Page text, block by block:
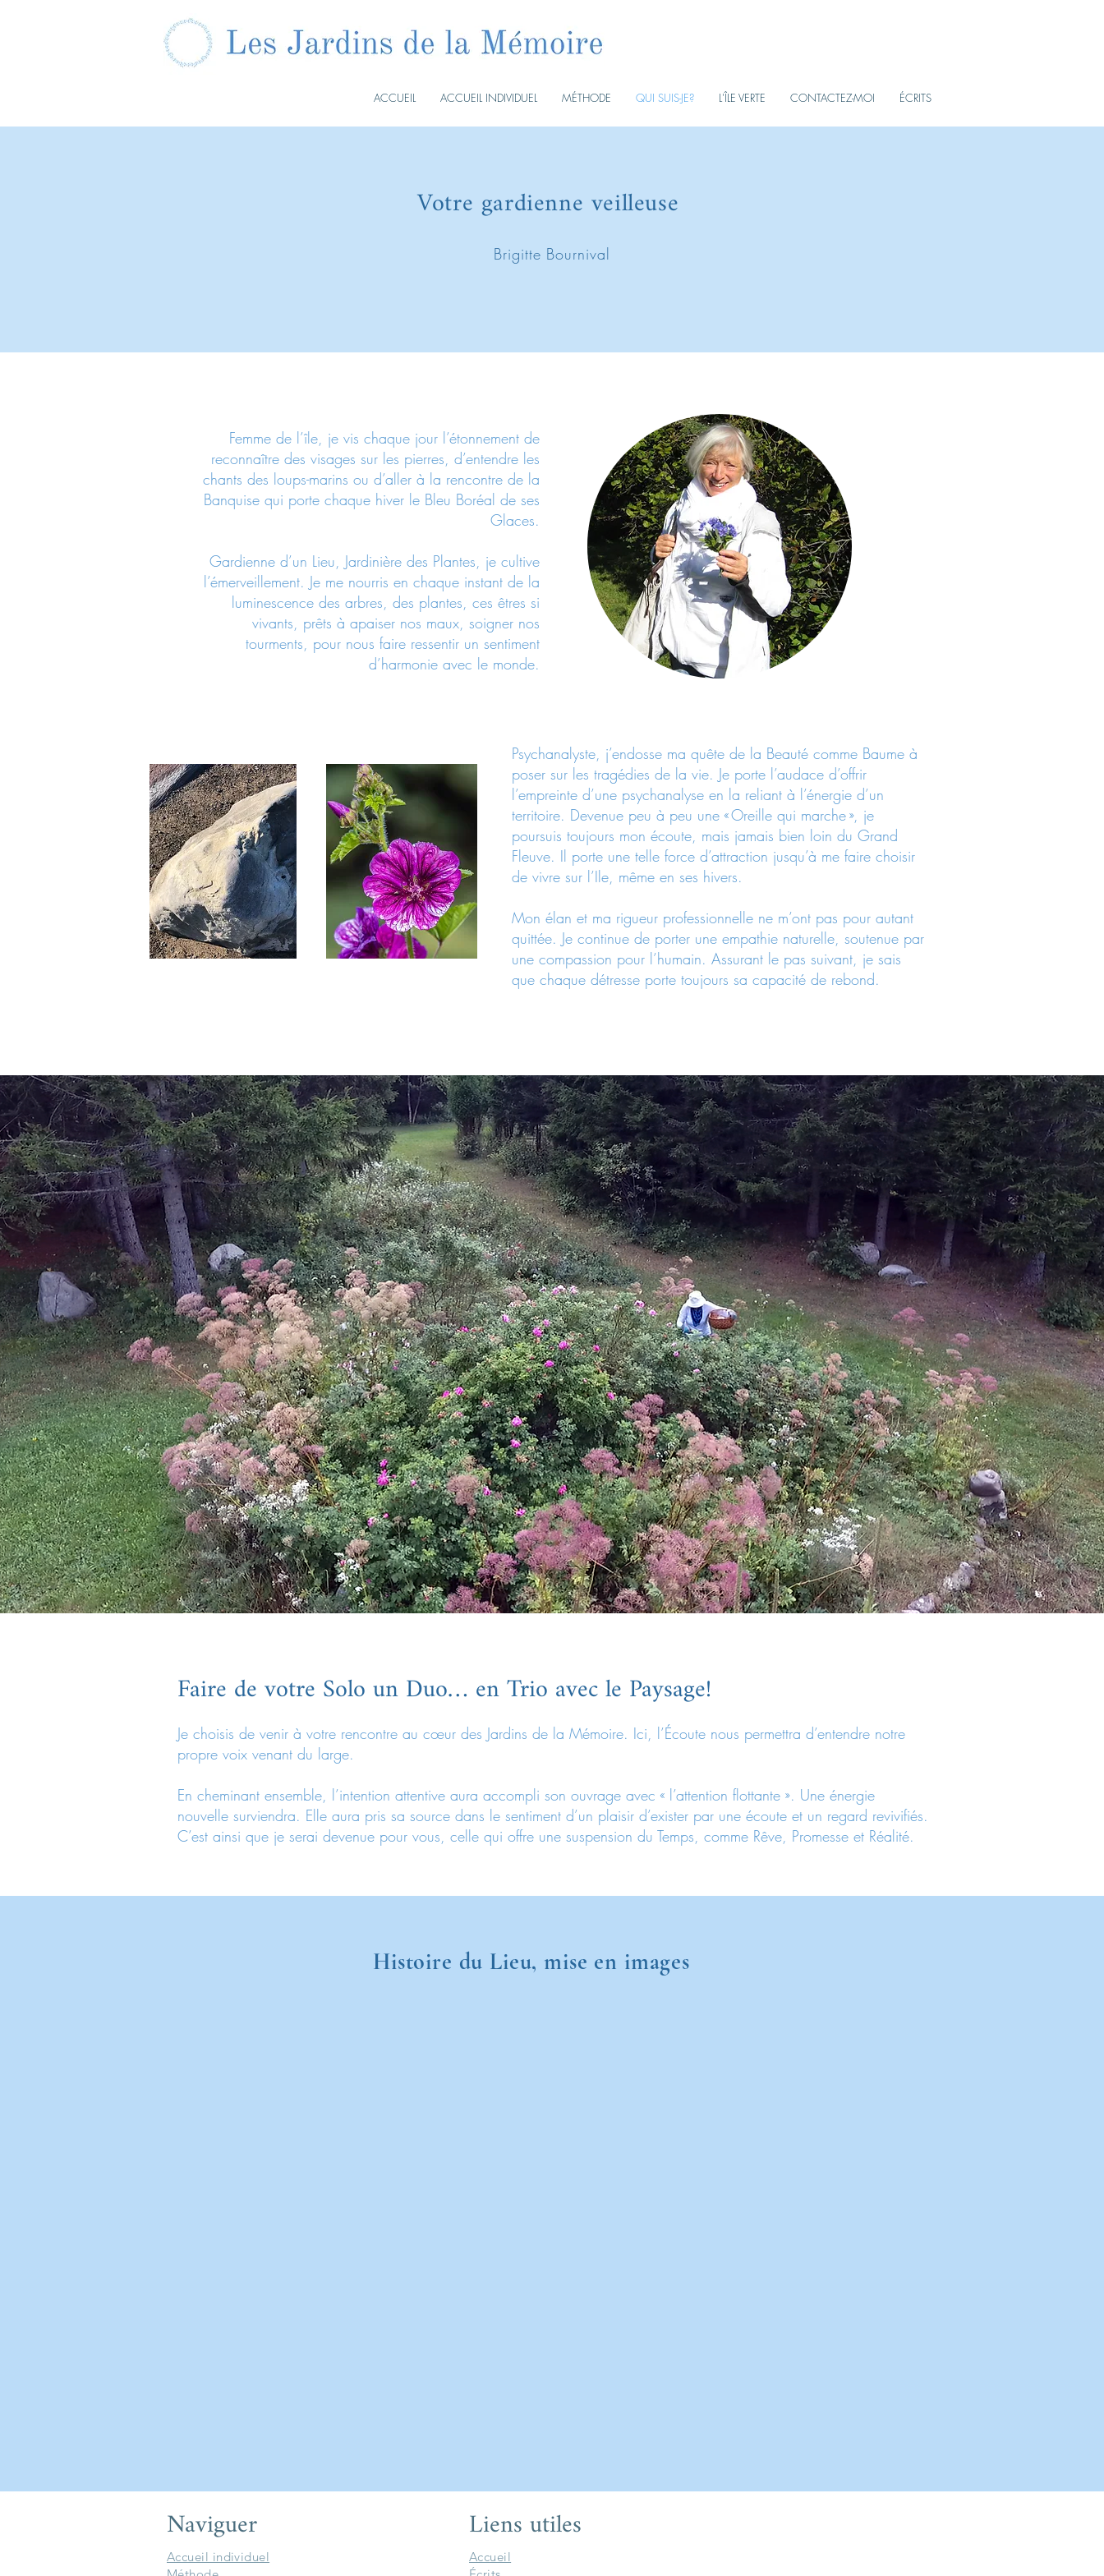
ACCUEIL ACCUEIL INDIVIDUEL MÉTHODE QUI SUIS-JE? L'ÎLE VERTE CONTACTEZ-MOI ÉCRITS
Femme de l’île, je vis chaque jour l’étonnement de
reconnaître des visages sur les pierres, d’entendre les
chants des loups-marins ou d’aller à la rencontre de la
Banquise qui porte chaque hiver le Bleu Boréal de ses
Glaces.
Gardienne d’un Lieu, Jardinière des Plantes, je cultive
l’émerveillement. Je me nourris en chaque instant de la
luminescence des arbres, des plantes, ces êtres si
vivants, prêts à apaiser nos maux, soigner nos
tourments, pour nous faire ressentir un sentiment
d’harmonie avec le monde.
Votre gardienne veilleuse
Brigitte Bournival
Psychanalyste, j’endosse ma quête de la Beauté comme Baume à
poser sur les tragédies de la vie. Je porte l’audace d’offrir
l’empreinte d’une psychanalyse en la reliant à l’énergie d’un
territoire. Devenue peu à peu une « Oreille qui marche », je
poursuis toujours mon écoute, mais jamais bien loin du Grand
Fleuve. Il porte une telle force d’attraction jusqu’à me faire choisir
de vivre sur l’Ile, même en ses hivers.
Mon élan et ma rigueur professionnelle ne m’ont pas pour autant
quittée. Je continue de porter une empathie naturelle, soutenue par
une compassion pour l’humain. Assurant le pas suivant, je sais
que chaque détresse porte toujours sa capacité de rebond.
Faire de votre Solo un Duo… en Trio avec le Paysage!
Je choisis de venir à votre rencontre au cœur des Jardins de la Mémoire. Ici, l’Écoute nous permettra d’entendre notre
propre voix venant du large.
En cheminant ensemble, l’intention attentive aura accompli son ouvrage avec « l’attention flottante ». Une énergie
nouvelle surviendra. Elle aura pris sa source dans le sentiment d’un plaisir d’exister par une écoute et un regard revivifiés.
C’est ainsi que je serai devenue pour vous, celle qui offre une suspension du Temps, comme Rêve, Promesse et Réalité.
Histoire du Lieu, mise en images
Naviguer
Accueil individuel
Liens utiles
Accueil